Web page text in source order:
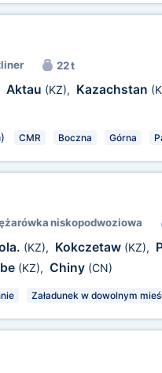
22 t
Aktau (KZ), Kazachstan
) CMR Boczna Górna
niskopodwoziowa
(KZ), Kokczetaw (KZ),
(KZ), Chiny (CN)
Załadunek w dowolnym